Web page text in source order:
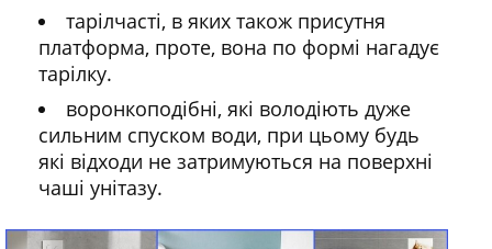
тарілчасті, в яких також присутня
платформа, проте, вона по формі нагадує
тарілку.
воронкоподібні, які володіють дуже
сильним спуском води, при цьому будь
які відходи не затримуються на поверхні
чаші унітазу.